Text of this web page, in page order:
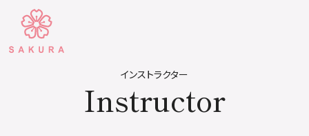
インストラクター
Instructor